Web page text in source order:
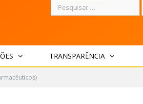
Pesquisar
TRANSPARÊNCIA